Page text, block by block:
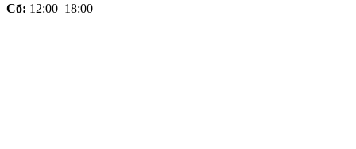
Сб: 12:00–18:00